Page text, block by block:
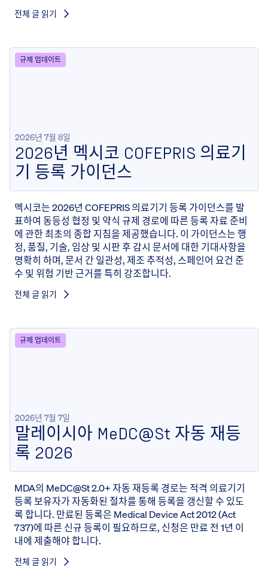
전체 글 읽기
규제 업데이트
2026년 7월 8일
2026년 멕시코 COFEPRIS 의료기
기 등록 가이던스
멕시코는 2026년 COFEPRIS 의료기기 등록 가이던스를 발
표하여 동등성 협정 및 약식 규제 경로에 따른 등록 자료 준비
에 관한 최초의 종합 지침을 제공했습니다. 이 가이던스는 행
정, 품질, 기술, 임상 및 시판 후 감시 문서에 대한 기대사항을
명확히 하며, 문서 간 일관성, 제조 추적성, 스페인어 요건 준
수 및 위험 기반 근거를 특히 강조합니다.
전체 글 읽기
규제 업데이트
2026년 7월 7일
말레이시아 MeDC@St 자동 재등
록 2026
MDA의 MeDC@St 2.0+ 자동 재등록 경로는 적격 의료기기
등록 보유자가 자동화된 절차를 통해 등록을 갱신할 수 있도
록 합니다. 만료된 등록은 Medical Device Act 2012 (Act
737)에 따른 신규 등록이 필요하므로, 신청은 만료 전 1년 이
내에 제출해야 합니다.
전체 글 읽기